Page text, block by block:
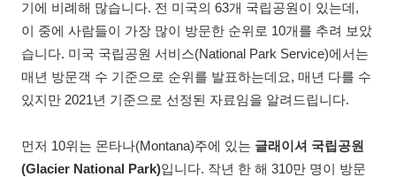
기에 비례해 많습니다. 전 미국의 63개 국립공원이 있는데,
이 중에 사람들이 가장 많이 방문한 순위로 10개를 추려 보았
습니다. 미국 국립공원 서비스(National Park Service)에서는
매년 방문객 수 기준으로 순위를 발표하는데요, 매년 다를 수
있지만 2021년 기준으로 선정된 자료임을 알려드립니다.
먼저 10위는 몬타나(Montana)주에 있는 글래이셔 국립공원
(Glacier National Park)입니다. 작년 한 해 310만 명이 방문